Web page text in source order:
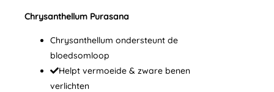
Chrysanthellum Purasana
Chrysanthellum ondersteunt de
bloedsomloop
Helpt vermoeide & zware benen
verlichten